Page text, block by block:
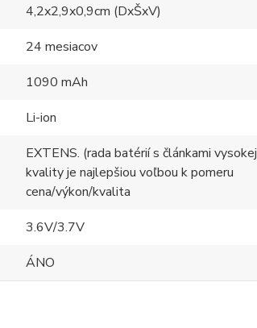
4,2x2,9x0,9cm (DxŠxV)
24 mesiacov
1090 mAh
Li-ion
EXTENS. (rada batérií s článkami vysokej
kvality je najlepšiou voľbou k pomeru
cena/výkon/kvalita
3.6V/3.7V
ÁNO